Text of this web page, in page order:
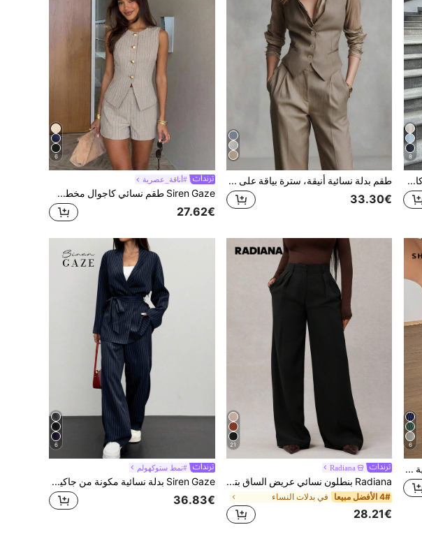
8
ملابس نسائية صيفية علوية، مجموعة كاجوال، ملابس العطلات، ملابس التنقل، ملابس الخروج، مجموعة نسائية أنيقة من قطعتين، خريف طقم بدلة نسائية أنيقة، سترة بياقة على شكل حرف V وأزرار أمامية مع بنطال طويل مطوي، مناسبة للخريف والمكتب والعمل الكاجوال، طقم نسائي من قطعتين
33.30€
6
#أناقة_عصرية
Siren Gaze طقم نسائي كاجوال مخطط من توب بدون أكمام وشورتات، تصميم مطوي، مناسب للمكتب، عطلات الخريف، كأس العالم، حفلة عيد الاستقلال، الزفاف، التخرج، الخروج، المناسبات الكاجوال، المناسبات الرسمية، المناسبات الاجتماعية، العمل، الأعمال، النساء المهنيات
27.62€
6
SHEIN Unity بدلة نسائية ملابس علوية بدون أكمام مخطط أزرار أمامية وبنطال طويل
21
Radiana
Radiana بنطلون نسائي عريض الساق بتصميم بسيط بلون بني داكن، بنطلون واسع الساق لارتداء اليومي بخصر مرتفع، بنطلون بدلة بني للنساء مناسب للخريف والشتاء
4# الأفضل مبيعا في بدلات النساء
28.21€
6
#نمط ستوكهولم
Siren Gaze بدلة نسائية مكونة من جاكيت ملفوف مخطط وبنطلون كاجوال قطعتين، بدلة رسمية للمكتب والتنقل، باللون الرمادي للخريف/الشتاء
36.83€